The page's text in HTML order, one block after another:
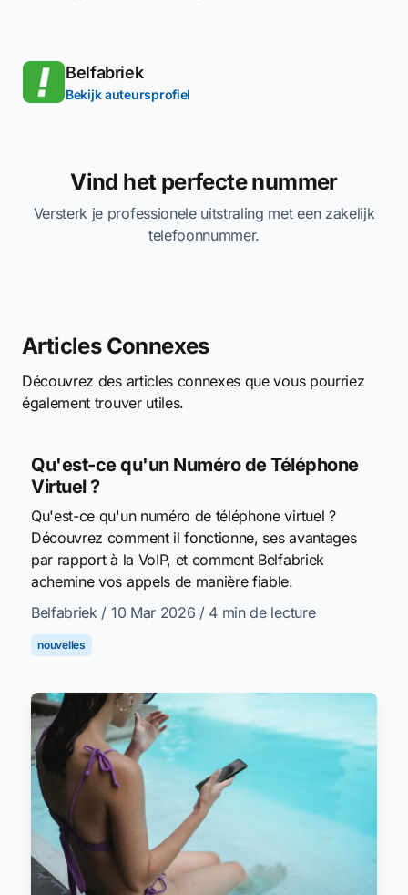
Belfabriek
Bekijk auteursprofiel
Vind het perfecte nummer
Versterk je professionele uitstraling met een zakelijk
telefoonnummer.
Articles Connexes
Découvrez des articles connexes que vous pourriez
également trouver utiles.
Qu'est-ce qu'un Numéro de Téléphone
Virtuel ?
Qu'est-ce qu'un numéro de téléphone virtuel ?
Découvrez comment il fonctionne, ses avantages
par rapport à la VoIP, et comment Belfabriek
achemine vos appels de manière fiable.
Belfabriek / 10 Mar 2026 / 4 min de lecture
nouvelles